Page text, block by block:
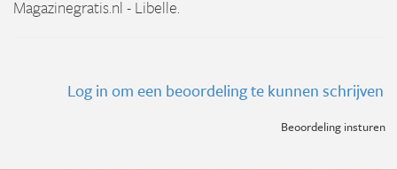
Magazinegratis.nl - Libelle.
Log in om een beoordeling te kunnen schrijven
Beoordeling insturen